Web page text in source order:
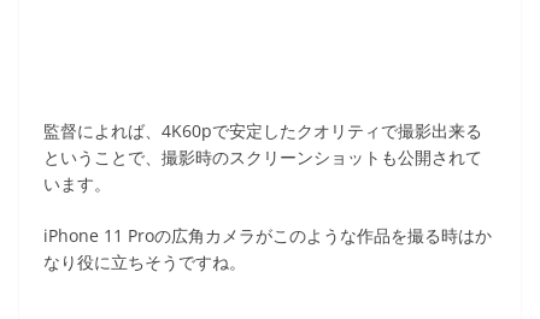
監督によれば、4K60pで安定したクオリティで撮影出来る
ということで、撮影時のスクリーンショットも公開されて
います。
iPhone 11 Proの広角カメラがこのような作品を撮る時はか
なり役に立ちそうですね。